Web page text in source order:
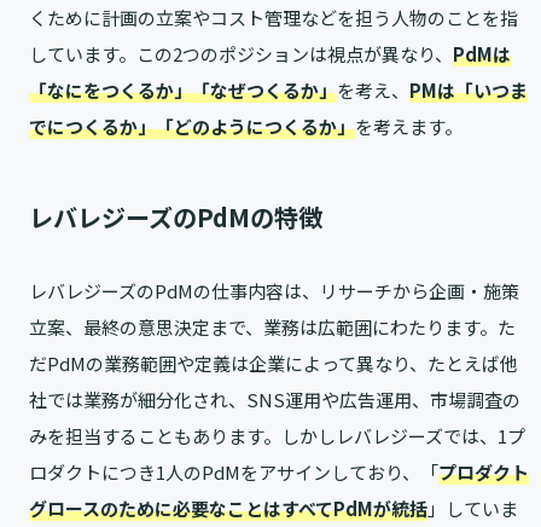
くために計画の立案やコスト管理などを担う人物のことを指
しています。この2つのポジションは視点が異なり、 PdMは
「なにをつくるか」「なぜつくるか」を考え、 PMは「いつま
でにつくるか」「どのようにつくるか」を考えます。
レバレジーズのPdMの特徴
レバレジーズのPdMの仕事内容は、リサーチから企画・施策
立案、最終の意思決定まで、業務は広範囲にわたります。た
だPdMの業務範囲や定義は企業によって異なり、たとえば他
社では業務が細分化され、SNS運用や広告運用、市場調査の
みを担当することもあります。しかしレバレジーズでは、1プ
ロダクトにつき1人のPdMをアサインしており、「プロダクト
グロースのために必要なことはすべてPdMが統括」していま